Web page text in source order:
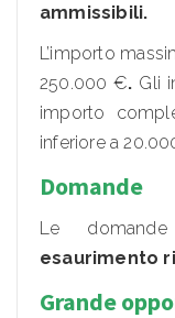
ammissibili.
L’importo
250.000 €. Gli
importo
inferiore a
Domande
Le
esaurimento
Grande